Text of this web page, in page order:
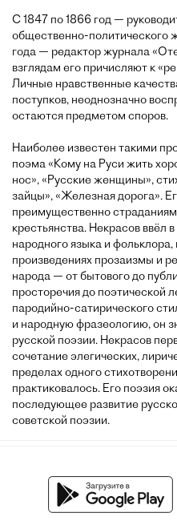
С 1847 по 1866 год —
общественно-политического
года — редактор журнала
взглядам его причисляют к
Личные нравственные
поступков, неоднозначно
остаются предметом споров.
Наиболее известен такими
поэма «Кому на Руси жить
нос», «Русские женщины»,
зайцы», «Железная дорога».
преимущественно
крестьянства. Некрасов ввёл
народного языка и
произведениях прозаизмы и
народа — от бытового до
просторечия до поэтической
пародийно-сатирического
и народную фразеологию, он
русской поэзии. Некрасов
сочетание элегических,
пределах одного
практиковалось. Его поэзия
последующее развитие
советской поэзии.